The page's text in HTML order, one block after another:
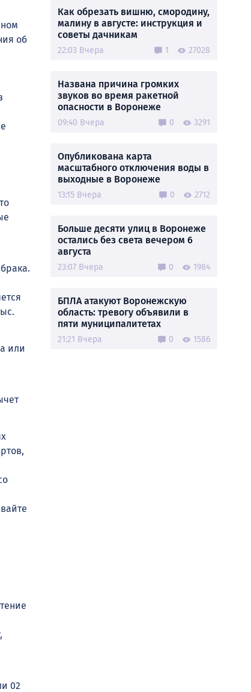
об
или
02
Как обрезать вишню, смородину,
малину в августе: инструкция и
советы дачникам
22:03 Вчера 1 27028
Названа причина громких
звуков во время ракетной
опасности в Воронеже
09:40 Вчера 0 3291
Опубликована карта
масштабного отключения воды в
выходные в Воронеже
13:15 Вчера 0 2712
Больше десяти улиц в Воронеже
остались без света вечером 6
августа
23:07 Вчера 0 1984
БПЛА атакуют Воронежскую
область: тревогу объявили в
пяти муниципалитетах
21:21 Вчера 0 1586